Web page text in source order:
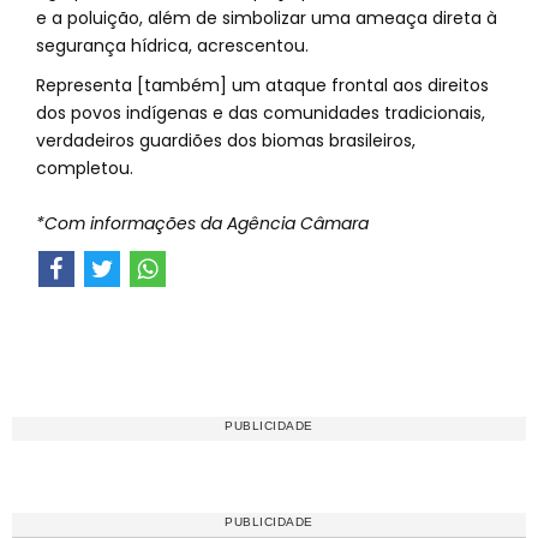
e a poluição, além de simbolizar uma ameaça direta à
segurança hídrica, acrescentou.
Representa [também] um ataque frontal aos direitos
dos povos indígenas e das comunidades tradicionais,
verdadeiros guardiões dos biomas brasileiros,
completou.
*Com informações da Agência Câmara